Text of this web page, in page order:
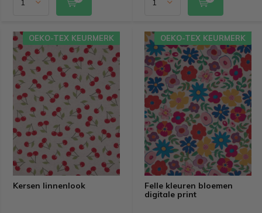
Kersen linnenlook
OEKO-TEX KEURMERK
Felle kleuren bloemen
digitale print
OEKO-TEX KEURMERK